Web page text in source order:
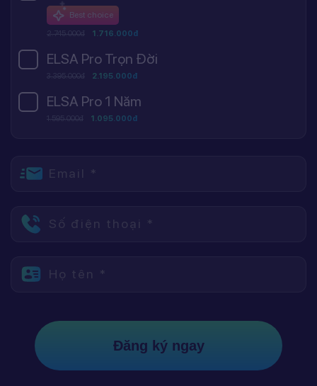
Best choice
2.745.000đ 1.716.000đ
ELSA Pro Trọn Đời
3.395.000đ 2.195.000đ
ELSA Pro 1 Năm
1.595.000đ 1.095.000đ
Email *
Số điện thoại *
Họ tên *
Đăng ký ngay